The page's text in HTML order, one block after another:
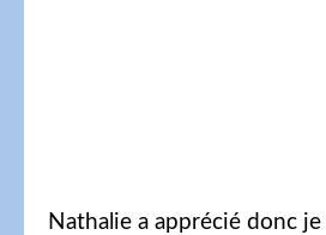
Nathalie a apprécié donc